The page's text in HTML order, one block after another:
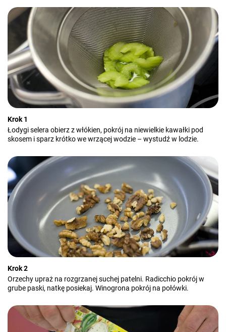
Krok 1
Łodygi selera obierz z włókien, pokrój na niewielkie kawałki pod
skosem i sparz krótko we wrzącej wodzie – wystudź w lodzie.
Krok 2
Orzechy upraż na rozgrzanej suchej patelni. Radicchio pokrój w
grube paski, natkę posiekaj. Winogrona pokrój na połówki.